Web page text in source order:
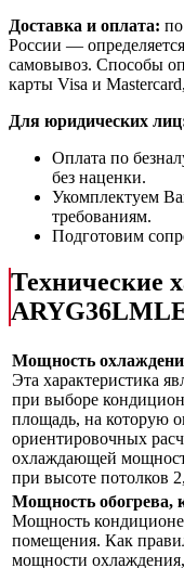
Доставка и оплата:
России —
самовывоз. Способы
карты Visa и
Для юридических
Оплата по
без наценки.
Укомплектуем
требованиям.
Подготовим
Технические
Мощность
Эта характеристика
при выборе
площадь, на которую
ориентировочных
охлаждающей
при высоте потолков
Мощность обогрева,
Мощность
помещения. Как
мощности